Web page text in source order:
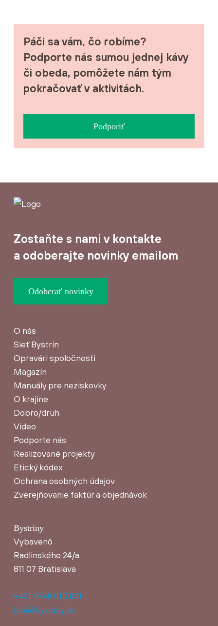
Páči sa vám, čo robíme?
Podporte nás sumou jednej kávy
či obeda, pomôžete nám tým
pokračovať v aktivitách.
Podporiť
O nás
Sieť Bystrín
Opravári spoločnosti
Magazín
Manuály pre neziskovky
O krajine
Dobro/druh
Video
Podporte nás
Realizované projekty
Etický kódex
Ochrana osobných údajov
Zverejňovanie faktúr a objednávok
Bystriny
Vybavenô
Radlinského 24/a
811 07 Bratislava
+421 0948 615 031
info@bystriny.sk
Zostaňte s nami v kontakte
a odoberajte novinky emailom
Odoberať novinky